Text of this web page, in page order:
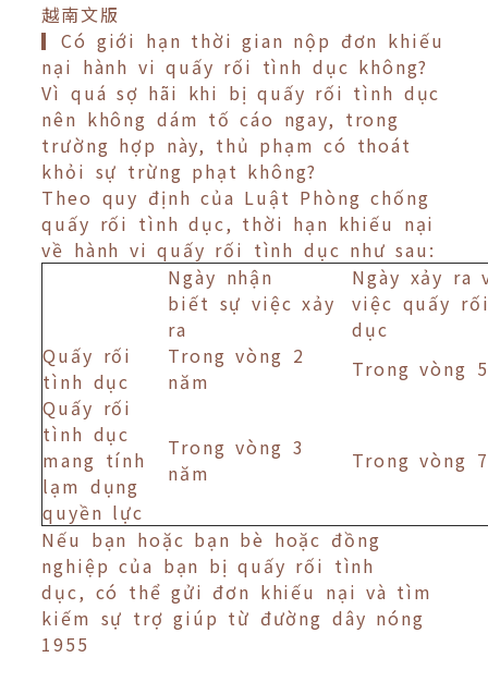
越南文版
▎Có giới hạn thời gian nộp đơn khiếu
nại hành vi quấy rối tình dục không?
Vì quá sợ hãi khi bị quấy rối tình dục
nên không dám tố cáo ngay, trong
trường hợp này, thủ phạm có thoát
khỏi sự trừng phạt không?
Theo quy định của Luật Phòng chống
quấy rối tình dục, thời hạn khiếu nại
về hành vi quấy rối tình dục như sau:
Ngày nhận
biết sự việc xảy
ra
Ngày xảy ra
việc quấy
dục
Quấy rối
tình dục
Trong vòng 2
năm
Trong vòng
Quấy rối
tình dục
mang tính
lạm dụng
quyền lực
Trong vòng 3
năm
Trong vòng
Nếu bạn hoặc bạn bè hoặc đồng
nghiệp của bạn bị quấy rối tình
dục, có thể gửi đơn khiếu nại và tìm
kiếm sự trợ giúp từ đường dây nóng
1955